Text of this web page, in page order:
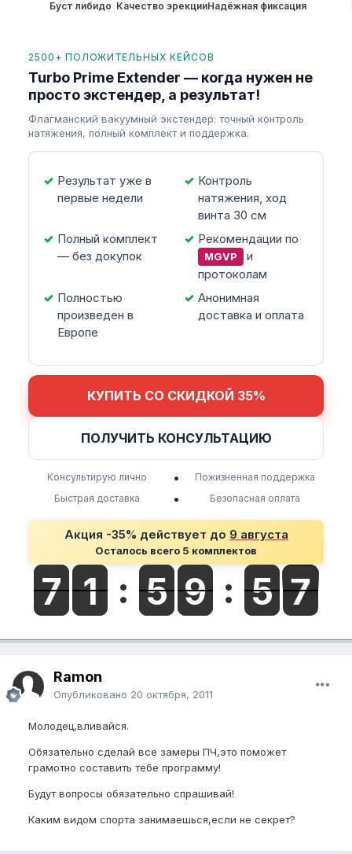
Буст либидо Качество эрекцииНадёжная фиксация
2500+ ПОЛОЖИТЕЛЬНЫХ КЕЙСОВ
Turbo Prime Extender — когда нужен не
просто экстендер, а результат!
Флагманский вакуумный экстендер: точный контроль
натяжения, полный комплект и поддержка.
Результат уже в
первые недели
Контроль
натяжения, ход
винта 30 см
Полный комплект
— без докупок
Рекомендации по
MGVP
и
протоколам
Полностью
произведен в
Европе
Анонимная
доставка и оплата
КУПИТЬ СО СКИДКОЙ 35%
ПОЛУЧИТЬ КОНСУЛЬТАЦИЮ
Консультирую лично •
Пожизненная поддержка
Быстрая доставка
• Безопасная оплата
Акция -35% действует до 9 августа
Осталось всего 5 комплектов
Ramon
Опубликовано 20 октября, 2011
Молодец,вливайся.
Обязательно сделай все замеры ПЧ,это поможет
грамотно составить тебе программу!
Будут вопросы обязательно спрашивай!
Каким видом спорта занимаешься,если не секрет?